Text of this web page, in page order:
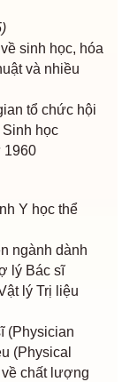
sinh học, hóa
và nhiều
tổ chức hội
học
1960
Y học thể
ngành dành
lý Bác sĩ
lý Trị liệu
(Physician
(Physical
chất lượng